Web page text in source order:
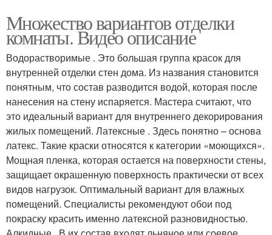
Множество вариантов отделки
комнаты. Видео описание
Водорастворимые . Это большая группа красок для
внутренней отделки стен дома. Из названия становится
понятным, что состав разводится водой, которая после
нанесения на стену испаряется. Мастера считают, что
это идеальный вариант для внутреннего декорирования
жилых помещений. Латексные . Здесь понятно – основа
латекс. Такие краски относятся к категории «моющихся».
Мощная пленка, которая остается на поверхности стены,
защищает окрашенную поверхность практически от всех
видов нагрузок. Оптимальный вариант для влажных
помещений. Специалисты рекомендуют обои под
покраску красить именно латексной разновидностью.